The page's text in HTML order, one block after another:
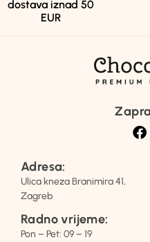
dostava iznad 50
EUR
Adresa:
Ulica kneza Branimira 41,
Zagreb
Radno vrijeme:
Pon – Pet: 09 – 19